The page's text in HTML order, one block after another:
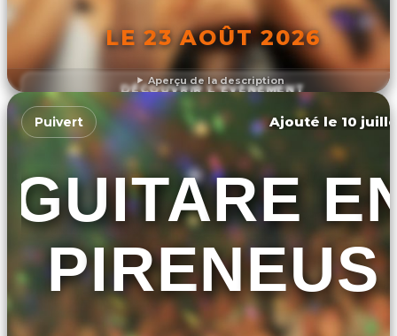
Aperçu de la description
LE 23 AOÛT 2026
DÉCOUVRIR L'ÉVÉNEMENT
Puivert Ajouté le 10
GUITARE
PIRENEUS